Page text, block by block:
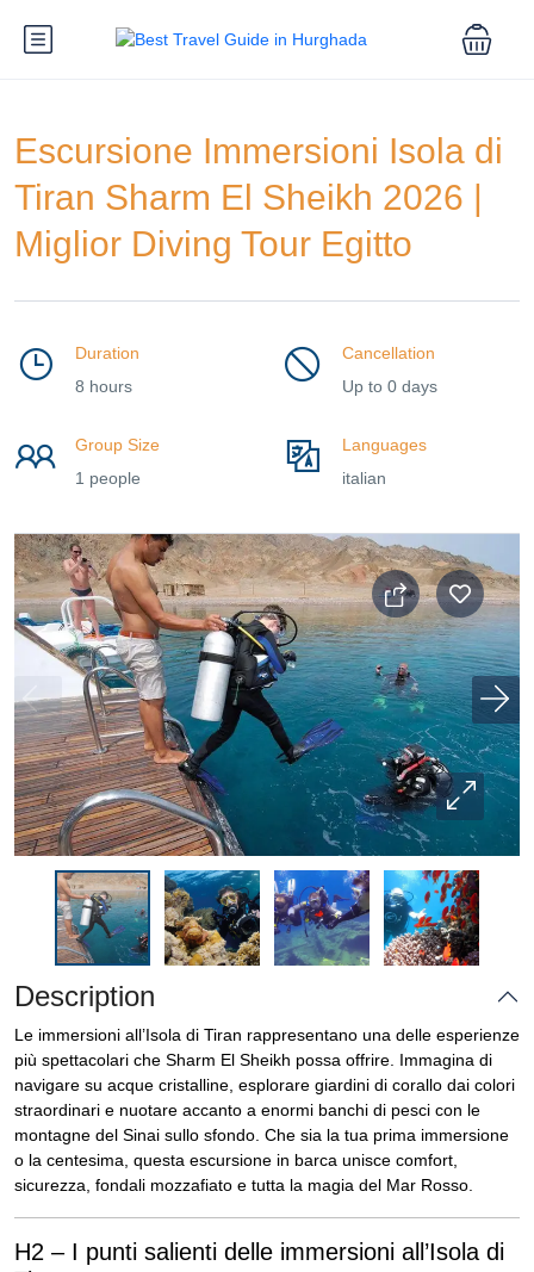
Escursione Immersioni Isola di
Tiran Sharm El Sheikh 2026 |
Miglior Diving Tour Egitto
Duration
8 hours
Cancellation
Up to 0 days
Group Size
1 people
Languages
italian
Description
Le immersioni all’Isola di Tiran rappresentano una delle esperienze
più spettacolari che Sharm El Sheikh possa offrire. Immagina di
navigare su acque cristalline, esplorare giardini di corallo dai colori
straordinari e nuotare accanto a enormi banchi di pesci con le
montagne del Sinai sullo sfondo. Che sia la tua prima immersione
o la centesima, questa escursione in barca unisce comfort,
sicurezza, fondali mozzafiato e tutta la magia del Mar Rosso.
H2 – I punti salienti delle immersioni all’Isola di